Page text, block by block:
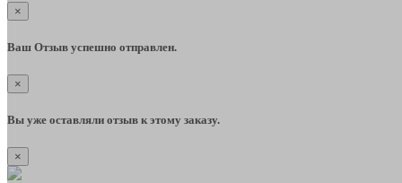
×
Ваш Отзыв успешно отправлен.
×
Вы уже оставляли отзыв к этому заказу.
×